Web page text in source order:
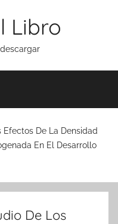
Libro
Efectos De La Densidad
En El Desarrollo
De Los